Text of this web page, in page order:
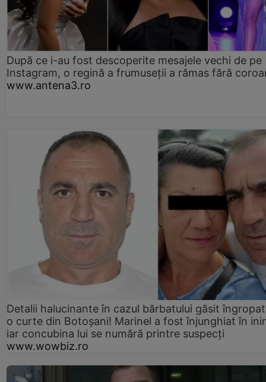
După ce i-au fost descoperite mesajele vechi de pe
Instagram, o regină a frumuseții a rămas fără
www.antena3.ro
Detalii halucinante în cazul bărbatului găsit
o curte din Botoșani! Marinel a fost înjunghiat în
iar concubina lui se numără printre suspecți
www.wowbiz.ro